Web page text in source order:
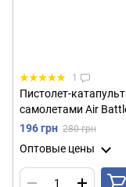
1
Пистолет-
самолетами Air
Детский игровой
самолетов
196 грн 280 грн
Оптовые цены